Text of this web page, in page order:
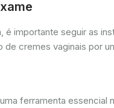
é importante seguir as
de cremes vaginais por
ferramenta